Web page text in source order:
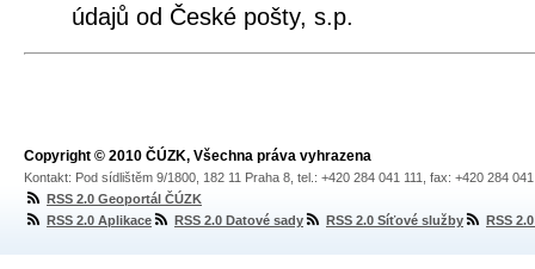
údajů od České pošty, s.p.
Copyright © 2010 ČÚZK, Všechna práva vyhrazena
Kontakt: Pod sídlištěm 9/1800, 182 11 Praha 8, tel.: +420 284 041 111, fax: +420 284
RSS 2.0 Geoportál ČÚZK
RSS 2.0 Aplikace
RSS 2.0 Datové sady RSS 2.0 Síťové služby RSS